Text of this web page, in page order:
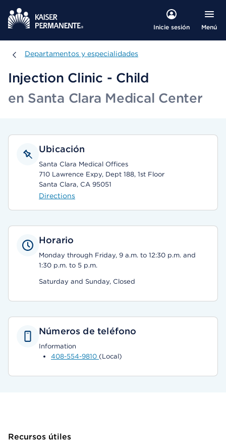
Inicie sesión Menú
Departamentos y especialidades
Departamentos y especialidades
Injection Clinic - Child
en Santa Clara Medical Center
Ubicación
Santa Clara Medical Offices
710 Lawrence Expy, Dept 188, 1st Floor
Santa Clara, CA 95051
Directions
Horario
Monday through Friday, 9 a.m. to 12:30 p.m. and
1:30 p.m. to 5 p.m.
Saturday and Sunday, Closed
Números de teléfono
Information
408-554-9810 (Local)
Recursos útiles